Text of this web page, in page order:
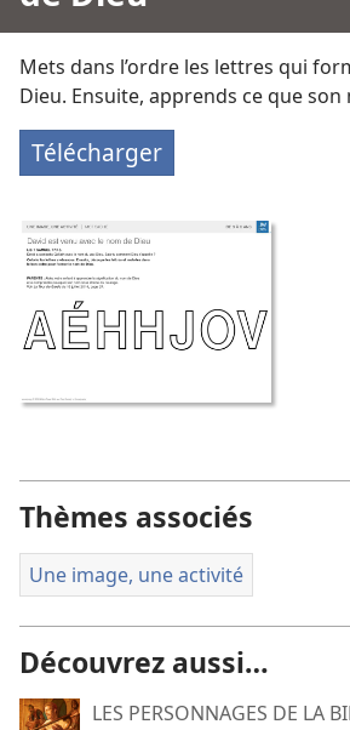
Mets dans l’ordre les lettres qui
Dieu. Ensuite, apprends ce que
Télécharger
Thèmes associés
Une image, une activité
Découvrez aussi…
LES PERSONNAGES DE LA